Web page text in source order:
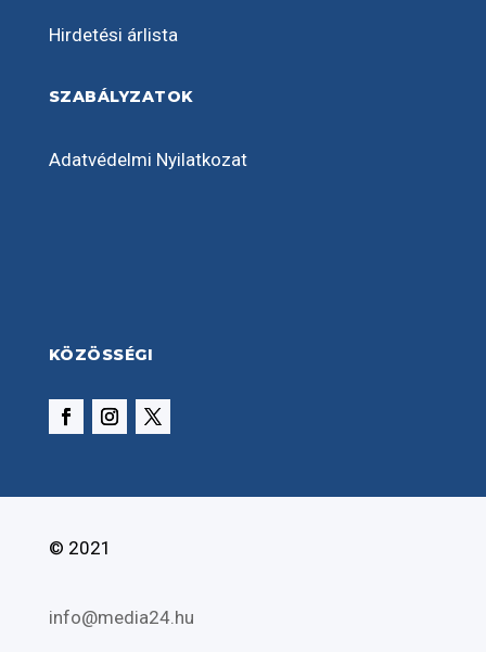
Hirdetési árlista
SZABÁLYZATOK
Adatvédelmi Nyilatkozat
KÖZÖSSÉGI
© 2021
info@media24.hu